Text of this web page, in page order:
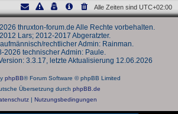
Alle Zeiten sind UTC+02:00
thruxton-forum.de Alle Rechte vorbehalten.
Lars; 2012-2017 Abgeratzter.
rechtlicher Admin: Rainman.
2026 technischer Admin: Paule.
3.3.17, letzte Aktualisierung 12.06.2026
phpBB® Forum Software © phpBB Limited
Übersetzung durch phpBB.de
| Nutzungsbedingungen